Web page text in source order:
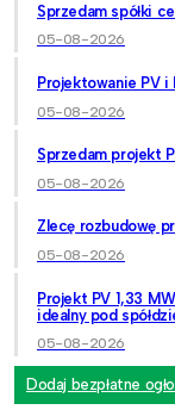
Sprzedam spółki
05-08-2026
Projektowanie PV i
05-08-2026
Sprzedam projekt
05-08-2026
Zlecę rozbudowę
05-08-2026
Projekt PV 1,33
idealny pod
05-08-2026
Dodaj bezpłatne